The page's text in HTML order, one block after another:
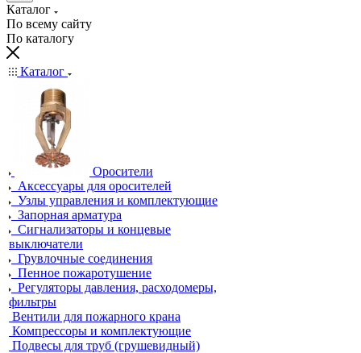
Каталог
По всему сайту
По каталогу
Каталог
Оросители
Аксессуары для оросителей
Узлы управления и комплектующие
Запорная арматура
Сигнализаторы и концевые
выключатели
Грувлочные соединения
Пенное пожаротушение
Регуляторы давления, расходомеры,
фильтры
Вентили для пожарного крана
Компрессоры и комплектующие
Подвесы для труб (грушевидный)